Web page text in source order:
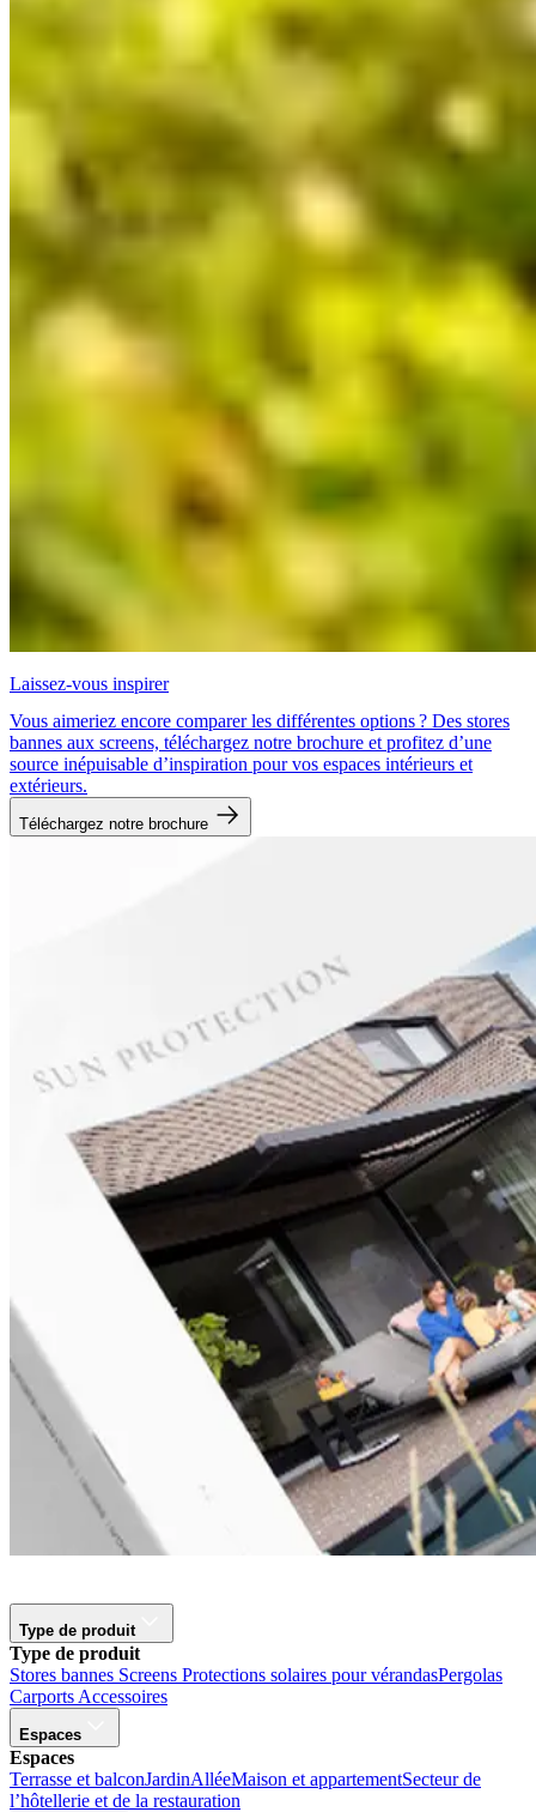
Laissez-vous inspirer
Vous aimeriez encore comparer les différentes options ? Des stores
bannes aux screens, téléchargez notre brochure et profitez d’une
source inépuisable d’inspiration pour vos espaces intérieurs et
extérieurs.
Téléchargez notre brochure
Type de produit
Type de produit
Stores bannes Screens Protections solaires pour vérandasPergolas
Carports Accessoires
Espaces
Espaces
Terrasse et balconJardinAlléeMaison et appartementSecteur de
l’hôtellerie et de la restauration